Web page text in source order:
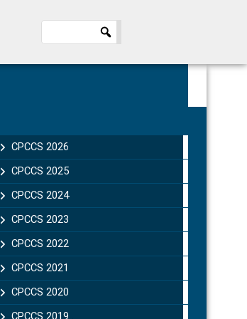
Sidebar
CPCCS 2026
CPCCS 2025
CPCCS 2024
CPCCS 2023
CPCCS 2022
CPCCS 2021
CPCCS 2020
CPCCS 2019 .